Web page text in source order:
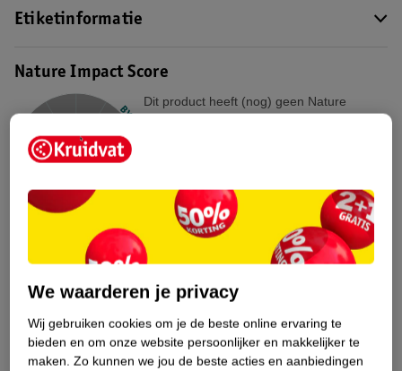
Etiketinformatie
Nature Impact Score
Dit product heeft (nog) geen Nature
Bestel & Bezorginformatie
MeerRexona Alle Deospray
Hoe controleren wij de reviews?
We waarderen je privacy
Wij gebruiken cookies om je de beste online ervaring te
bieden en om onze website persoonlijker en makkelijker te
maken. Zo kunnen we jou de beste acties en aanbiedingen